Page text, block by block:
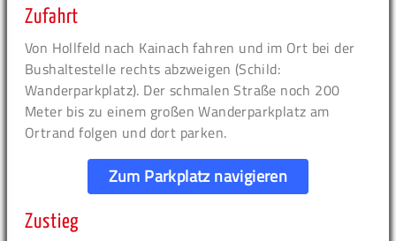
Zufahrt
Von Hollfeld nach Kainach fahren und im Ort bei der
Bushaltestelle rechts abzweigen (Schild:
Wanderparkplatz). Der schmalen Straße noch 200
Meter bis zu einem großen Wanderparkplatz am
Ortrand folgen und dort parken.
Zum Parkplatz navigieren
Zustieg